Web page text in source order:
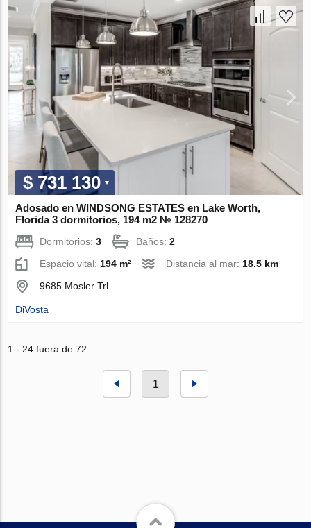
$ 731 130
Adosado en WINDSONG ESTATES en Lake Worth,
Florida 3 dormitorios, 194 m2 № 128270
Dormitorios:3 Baños:2
Espacio vital:194 m² Distancia al mar:18.5 km
9685 Mosler Trl
DiVosta
1 - 24 fuera de 72
1